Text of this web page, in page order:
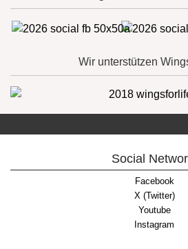
Wir unterstützen
Social
Facebook
X (Twitter)
Youtube
Instagram